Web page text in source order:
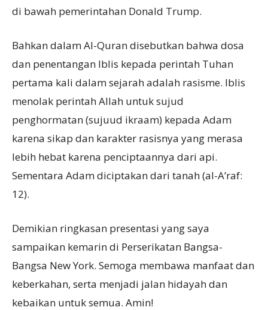
di bawah pemerintahan Donald Trump.
Bahkan dalam Al-Quran disebutkan bahwa dosa
dan penentangan Iblis kepada perintah Tuhan
pertama kali dalam sejarah adalah rasisme. Iblis
menolak perintah Allah untuk sujud
penghormatan (sujuud ikraam) kepada Adam
karena sikap dan karakter rasisnya yang merasa
lebih hebat karena penciptaannya dari api.
Sementara Adam diciptakan dari tanah (al-A’raf:
12).
Demikian ringkasan presentasi yang saya
sampaikan kemarin di Perserikatan Bangsa-
Bangsa New York. Semoga membawa manfaat dan
keberkahan, serta menjadi jalan hidayah dan
kebaikan untuk semua. Amin!